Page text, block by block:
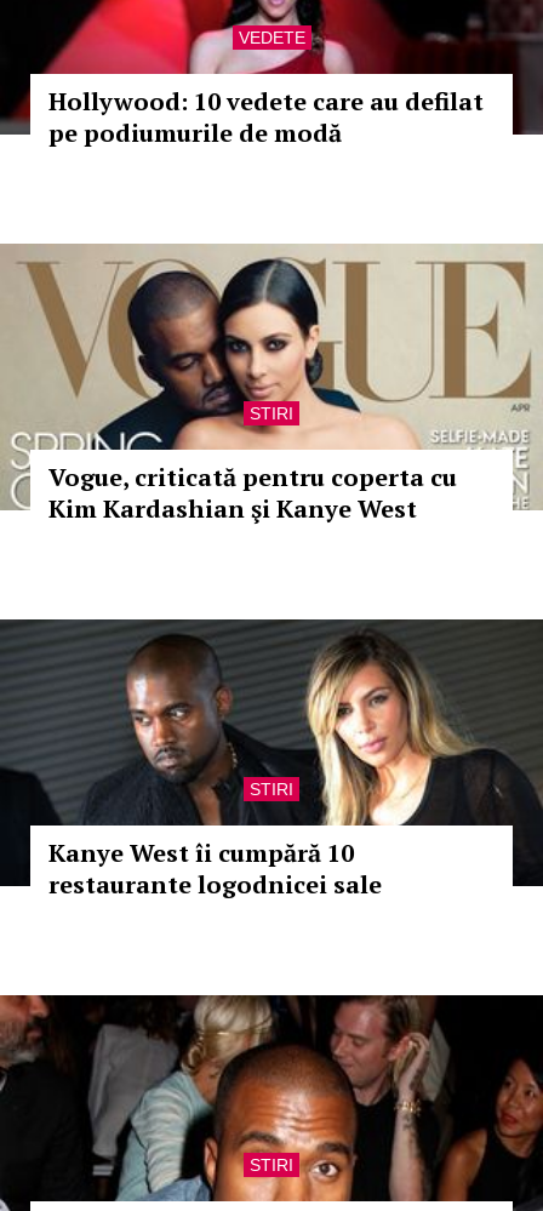
VEDETE
Hollywood: 10 vedete care au defilat
pe podiumurile de modă
STIRI
Vogue, criticată pentru coperta cu
Kim Kardashian şi Kanye West
STIRI
Kanye West îi cumpără 10
restaurante logodnicei sale
STIRI